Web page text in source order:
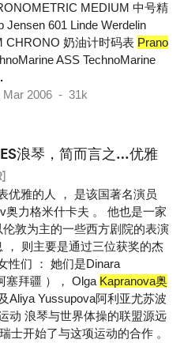
MEDIUM 中号精
Jensen 601 Linde Werdelin
CHRONO 奶油计时码表 Prano
ASS TechnoMarine
2006 - 31k
浪琴，简而言之…优雅
优雅的人 ， 是该国著名演员
奥力格米什卡夫 。 他也是一家
敦为主的一些西方剧院的表演
， 则主要是通过三位获奖的杰
性们 ： 她们是Dinara
塞拜疆 ）， Olga Kapranova奥
Aliya Yussupova阿利亚尤苏波
动 浪琴与世界体操的联盟源远
士开始了与这项运动的合作 。